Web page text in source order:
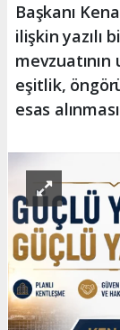
Başkanı
ilişkin yazılı
eşitlik,
esas